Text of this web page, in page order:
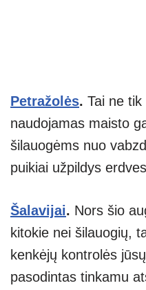
Petražolės. Tai ne tik
naudojamas maisto
šilauogėms nuo
puikiai užpildys
Šalavijai. Nors šio
kitokie nei šilauogių,
kenkėjų kontrolės
pasodintas tinkamu